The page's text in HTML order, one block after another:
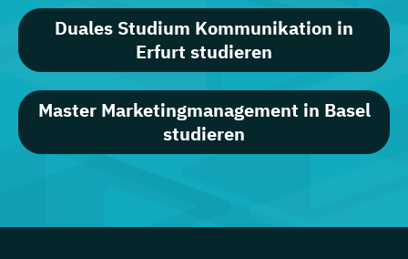
Duales Studium Kommunikation in
Erfurt studieren
Master Marketingmanagement in Basel
studieren